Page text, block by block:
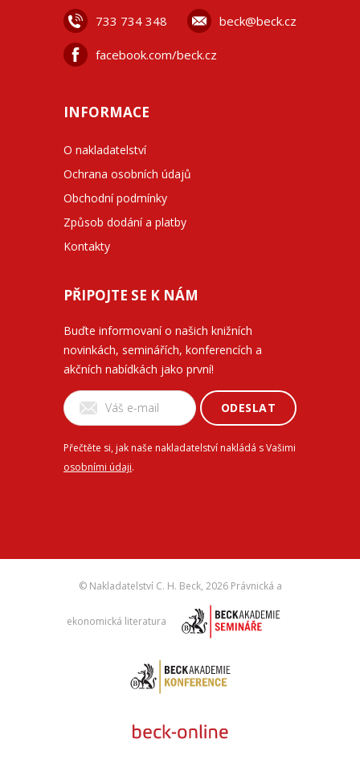
733 734 348 beck@beck.cz
facebook.com/beck.cz
INFORMACE
O nakladatelství
Ochrana osobních údajů
Obchodní podmínky
Způsob dodání a platby
Kontakty
PŘIPOJTE SE K NÁM
Buďte informovaní o našich knižních
novinkách, seminářích, konferencích a
akčních nabídkách jako první!
ODESLAT
Přečtěte si, jak naše nakladatelství nakládá s Vašimi
osobními údaji.
© Nakladatelství C. H. Beck, 2026 Právnická a
ekonomická literatura